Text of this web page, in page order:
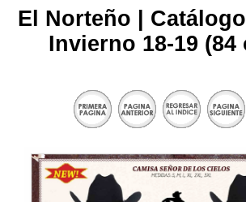
El Norteño |
Invierno 18-19 (84